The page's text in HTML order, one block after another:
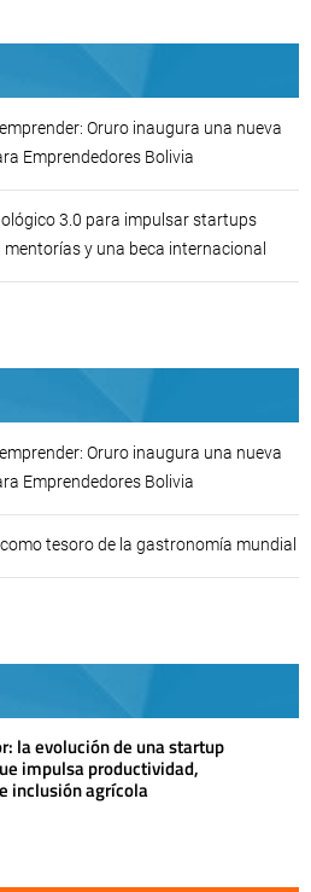
Oruro inaugura una nueva
Emprendedores Bolivia
3.0 para impulsar startups
y una beca internacional
Oruro inaugura una nueva
Emprendedores Bolivia
tesoro de la gastronomía mundial
la evolución de una startup
impulsa productividad,
inclusión agrícola